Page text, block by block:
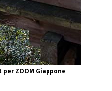
ZOOM Giappone